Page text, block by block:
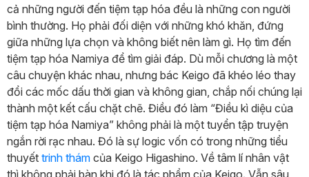
cả những người đến tiệm tạp hóa đều là những con người
bình thường. Họ phải đối diện với những khó khăn, đứng
giữa những lựa chọn và không biết nên làm gì. Họ tìm đến
tiệm tạp hóa Namiya để tìm giải đáp. Dù mỗi chương là một
câu chuyện khác nhau, nhưng bác Keigo đã khéo léo thay
đổi các mốc dấu thời gian và không gian, chắp nối chúng lại
thành một kết cấu chặt chẽ. Điều đó làm “Điều kì diệu của
tiệm tạp hóa Namiya” không phải là một tuyển tập truyện
ngắn rời rạc nhau. Đó là sự logic vốn có trong những tiểu
thuyết trinh thám của Keigo Higashino. Về tâm lí nhân vật
thì không phải bàn khi đó là tác phẩm của Keigo. Vẫn sâu